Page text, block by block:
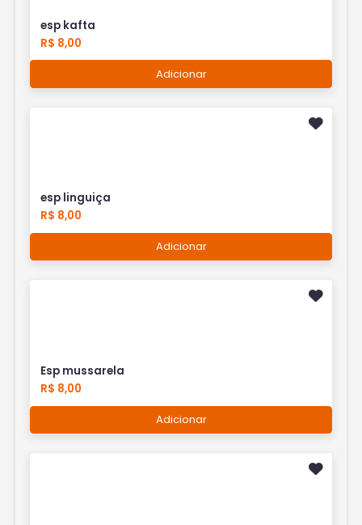
esp kafta
R$ 8,00
Adicionar
esp linguiça
R$ 8,00
Adicionar
Esp mussarela
R$ 8,00
Adicionar